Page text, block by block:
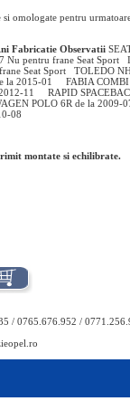
si omologate pentru
Fabricatie Observatii
Nu pentru frane Seat Sport
Seat Sport TOLEDO
la 2015-01 FABIA COMBI
11 RAPID
POLO 6R de la
08
montate si echilibrate.
/ 0765.676.952 /